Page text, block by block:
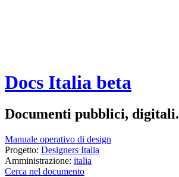
Docs Italia beta
Documenti pubblici, digitali.
Manuale operativo di design
Progetto: Designers Italia
Amministrazione: italia
Cerca nel documento